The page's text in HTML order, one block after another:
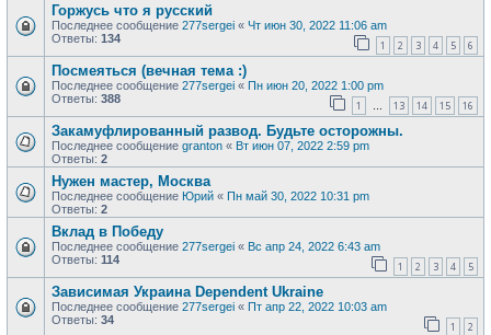
Горжусь что я русский
Последнее сообщение 277sergei « Чт июн 30, 2022 11:06 am
Ответы: 134 1 2 3 4 5 6
Посмеяться (вечная тема :)
Последнее сообщение 277sergei « Пн июн 20, 2022 1:00 pm
Ответы: 388 1 … 13 14 15 16
Закамуфлированный развод. Будьте осторожны.
Последнее сообщение granton « Вт июн 07, 2022 2:59 pm
Ответы: 2
Нужен мастер, Москва
Последнее сообщение Юрий « Пн май 30, 2022 10:31 pm
Ответы: 2
Вклад в Победу
Последнее сообщение 277sergei « Вс апр 24, 2022 6:43 am
Ответы: 114 1 2 3 4 5
Зависимая Украина Dependent Ukraine
Последнее сообщение 277sergei « Пт апр 22, 2022 10:03 am
Ответы: 34 1 2